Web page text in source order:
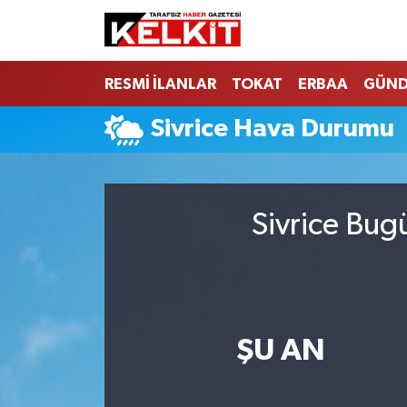
RESMİ İLANLAR TOKAT ERBAA
Sivrice Hava Durumu
Sivrice
ŞU AN